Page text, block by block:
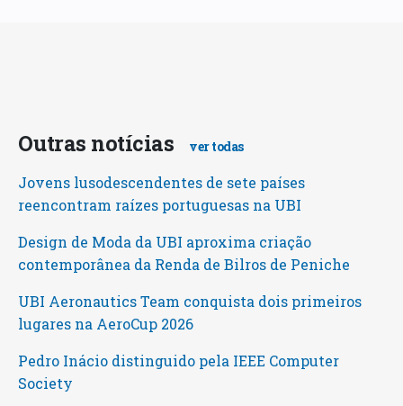
Outras notícias ver todas
Jovens lusodescendentes de sete países
reencontram raízes portuguesas na UBI
Design de Moda da UBI aproxima criação
contemporânea da Renda de Bilros de Peniche
UBI Aeronautics Team conquista dois primeiros
lugares na AeroCup 2026
Pedro Inácio distinguido pela IEEE Computer
Society